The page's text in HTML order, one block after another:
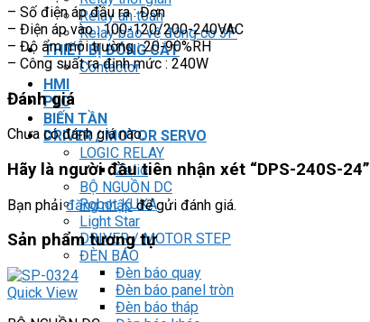
Relay an toàn
Relay bảo vệ động cơ 3P
THIẾT BỊ ĐÓNG CẮT
Contactor
HMI
PLC
BIẾN TẦN
DRIVER / MOTOR SERVO
LOGIC RELAY
Zelio
BỘ NGUỒN DC
Robot KUKA
Light Star
DRIVER / MOTOR STEP
ĐÈN BÁO
Đèn báo quay
Đèn báo panel tròn
Đèn báo tháp
– Số điện áp đầu ra : Đơn
– Điện áp vào : 100-120/200-240VAC
– Độ ẩm môi trường : 20-90%RH
– Công suất ra định mức : 240W
Đánh giá
Chưa có đánh giá nào.
Hãy là người đầu tiên nhận xét “DPS-240S-24”
Bạn phảiđăng nhậpđể gửi đánh giá.
Sản phẩm tương tự
Quick View